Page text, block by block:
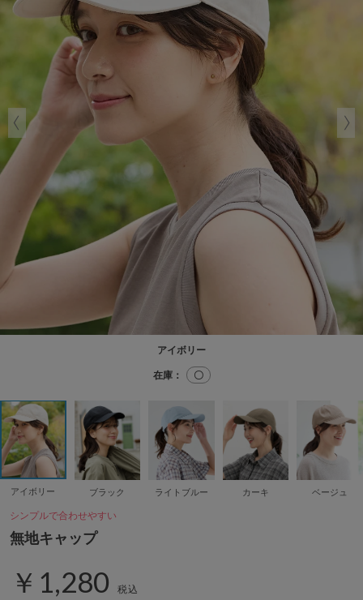
アイボリー
在庫： 〇
アイボリー ブラック ライトブルー カーキ ベージュ
シンプルで合わせやすい
無地キャップ
￥1,280 税込